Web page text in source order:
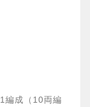
編成（10両編